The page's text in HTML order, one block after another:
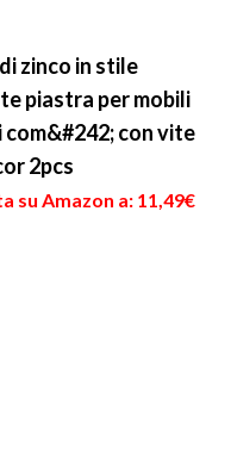
zinco in stile
piastra per mobili
con vite
2pcs
su Amazon a: 11,49€